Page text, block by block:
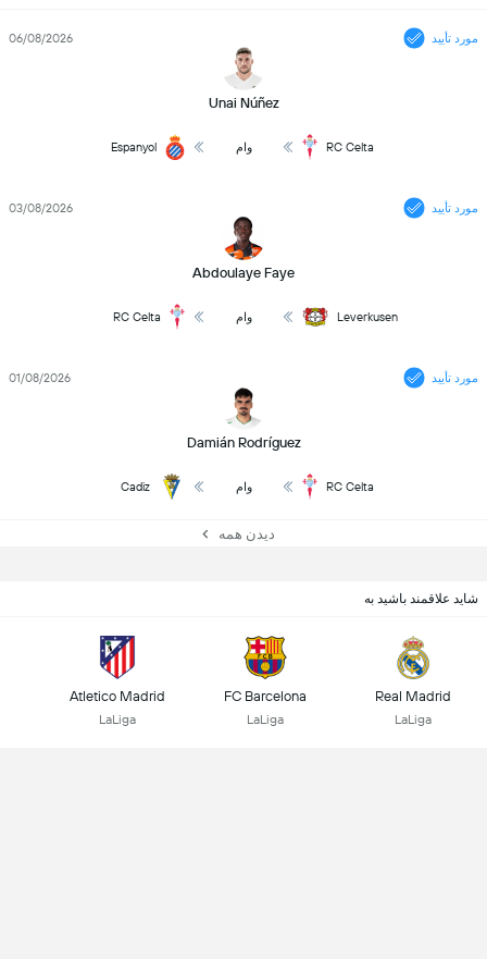
مورد تأیید
Unai Núñez
06/08/2026
RC Celta وام Espanyol
مورد تأیید
Abdoulaye Faye
03/08/2026
Leverkusen وام RC Celta
مورد تأیید
Damián Rodríguez
01/08/2026
RC Celta وام Cadiz
دیدن همه
شاید علاقمند باشید به
Real Madrid
LaLiga
FC Barcelona
LaLiga
Atletico Madrid
LaLiga